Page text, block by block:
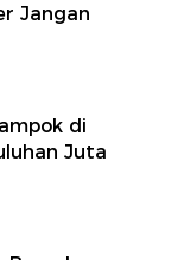
Jangan
di
Juta